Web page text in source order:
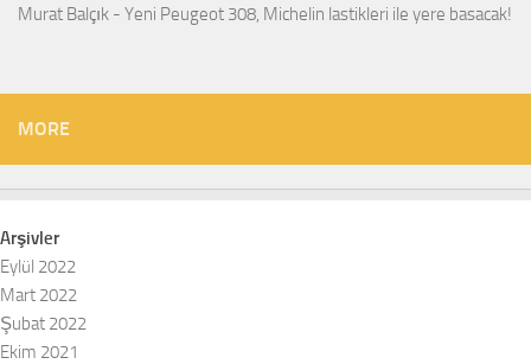
Murat Balçık - Yeni Peugeot 308, Michelin lastikleri ile yere basacak!
MORE
Arşivler
Eylül 2022
Mart 2022
Şubat 2022
Ekim 2021